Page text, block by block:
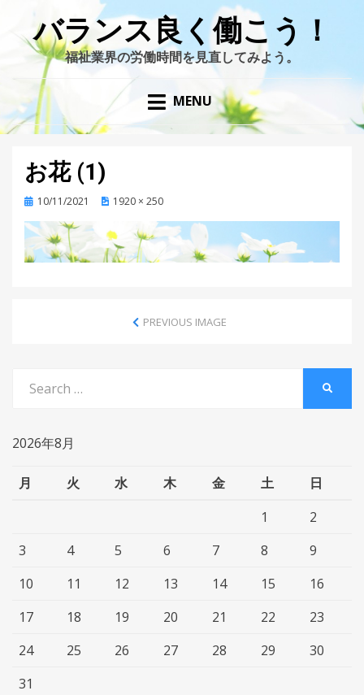
バランス良く働こう！
福祉業界の労働時間を見直してみよう。
MENU
お花 (1)
Posted10/11/2021 1920 × 250
PREVIOUS IMAGE
for:
2026年8月
月 火 水 木 金 土
日
1
2
3
4 5 6 7 8
9
10
11 12 13 14 15
16
17
18 19 20 21 22
23
24
25 26 27 28 29
30
31